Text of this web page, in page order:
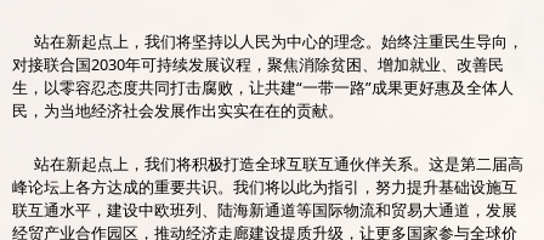
站在新起点上，我们将坚持以人民为中心的理念。始终注重民生导向，
对接联合国2030年可持续发展议程，聚焦消除贫困、增加就业、改善民
生，以零容忍态度共同打击腐败，让共建“一带一路”成果更好惠及全体人
民，为当地经济社会发展作出实实在在的贡献。
站在新起点上，我们将积极打造全球互联互通伙伴关系。这是第二届高
峰论坛上各方达成的重要共识。我们将以此为指引，努力提升基础设施互
联互通水平，建设中欧班列、陆海新通道等国际物流和贸易大通道，发展
经贸产业合作园区，推动经济走廊建设提质升级，让更多国家参与全球价